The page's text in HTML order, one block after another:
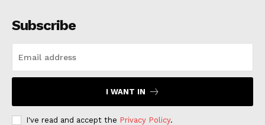
Subscribe
I WANT IN
I've read and accept the Privacy Policy.